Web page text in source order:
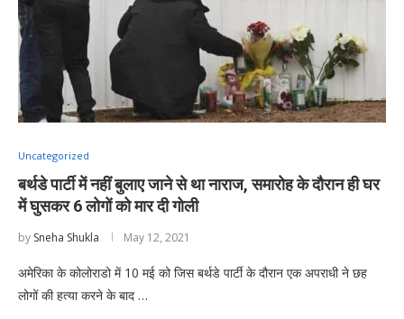
Uncategorized
बर्थडे पार्टी में नहीं बुलाए जाने से था नाराज, समारोह के दौरान ही घर
में घुसकर 6 लोगों को मार दी गोली
by Sneha Shukla May 12, 2021
अमेरिका के कोलोराडो में 10 मई को जिस बर्थडे पार्टी के दौरान एक अपराधी ने छह
लोगों की हत्या करने के बाद …